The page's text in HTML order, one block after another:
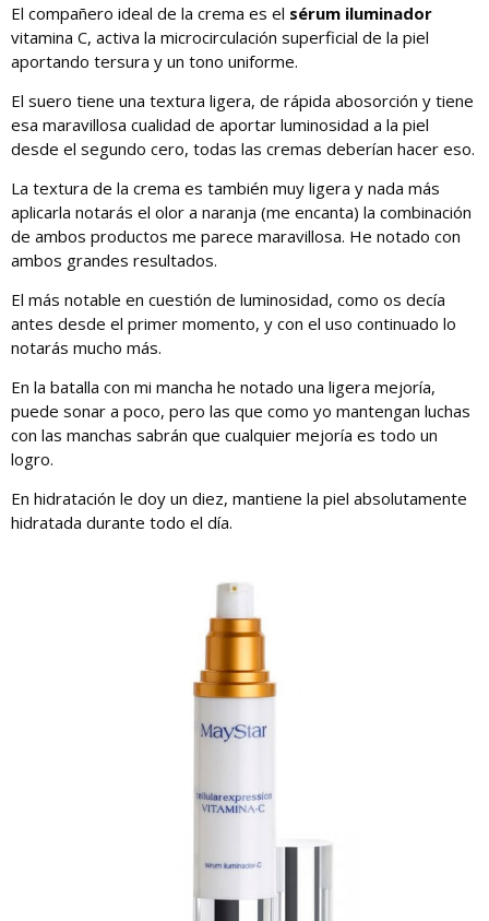
El compañero ideal de la crema es el sérum iluminador
vitamina C, activa la microcirculación superficial de la piel
aportando tersura y un tono uniforme.
El suero tiene una textura ligera, de rápida abosorción y tiene
esa maravillosa cualidad de aportar luminosidad a la piel
desde el segundo cero, todas las cremas deberían hacer eso.
La textura de la crema es también muy ligera y nada más
aplicarla notarás el olor a naranja (me encanta) la combinación
de ambos productos me parece maravillosa. He notado con
ambos grandes resultados.
El más notable en cuestión de luminosidad, como os decía
antes desde el primer momento, y con el uso continuado lo
notarás mucho más.
En la batalla con mi mancha he notado una ligera mejoría,
puede sonar a poco, pero las que como yo mantengan luchas
con las manchas sabrán que cualquier mejoría es todo un
logro.
En hidratación le doy un diez, mantiene la piel absolutamente
hidratada durante todo el día.